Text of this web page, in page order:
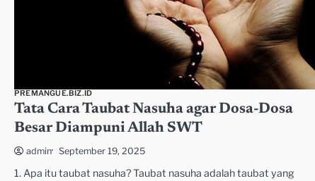
PREMANGUE.BIZ.ID
Tata Cara Taubat Nasuha agar Dosa-Dosa
Besar Diampuni Allah SWT
admin September 19, 2025
1. Apa itu taubat nasuha? Taubat nasuha adalah taubat yang